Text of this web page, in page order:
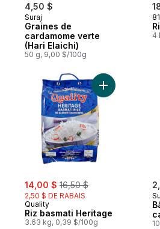
4,50 $
Suraj
Graines de
cardamome verte
(Hari Elaichi)
50 g, 9,00 $/100g
4
sale:
14,00 $ , formerly:
16,50 $
2,50 $ DE RABAIS
Quality
Riz basmati Heritage
3.63 kg, 0,39 $/100g
Ajouter Riz